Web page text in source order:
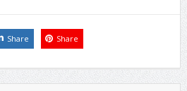
Share Share